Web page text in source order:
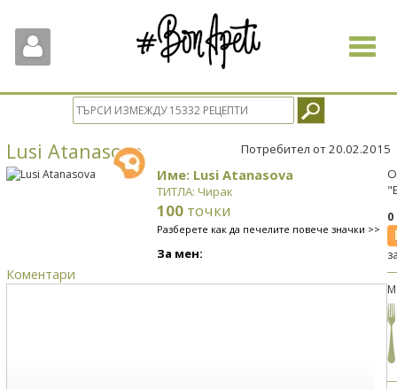
Toggle
Lusi Atanasova Потребител от 20.02.2015
Име: Lusi Atanasova
ТИТЛА: Чирак
100 точки
Разберете как да печелите повече значки >>
За мен:
Коментари